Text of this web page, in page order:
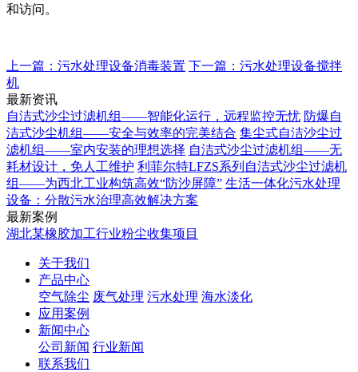
和访问。
上一篇：污水处理设备消毒装置 下一篇：污水处理设备搅拌
机
最新资讯
自洁式沙尘过滤机组——智能化运行，远程监控无忧 防爆自
洁式沙尘机组——安全与效率的完美结合 集尘式自洁沙尘过
滤机组——室内安装的理想选择 自洁式沙尘过滤机组——无
耗材设计，免人工维护 利菲尔特LFZS系列自洁式沙尘过滤机
组——为西北工业构筑高效“防沙屏障” 生活一体化污水处理
设备：分散污水治理高效解决方案
最新案例
湖北某橡胶加工行业粉尘收集项目
关于我们
产品中心
空气除尘 废气处理 污水处理 海水淡化
应用案例
新闻中心
公司新闻 行业新闻
联系我们